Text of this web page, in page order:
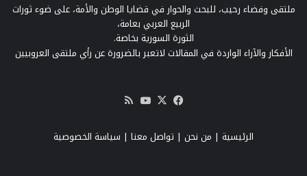
ملتقى وفضاء رحيب، للبحث والحوار في قضايا الوطن والأمة، على ضوء ثورات
الربيع العربي بعامة،
الثورة السورية بخاصة.
الأفكار والآراء الواردة في المقالات لاتعبر بالضرورة عن رأي ملتقى العروبيين
فيسبوك
‫X
‫YouTube
RSS
الرئيسية | من نحن | تواصل معنا | سياسة الخصوصية